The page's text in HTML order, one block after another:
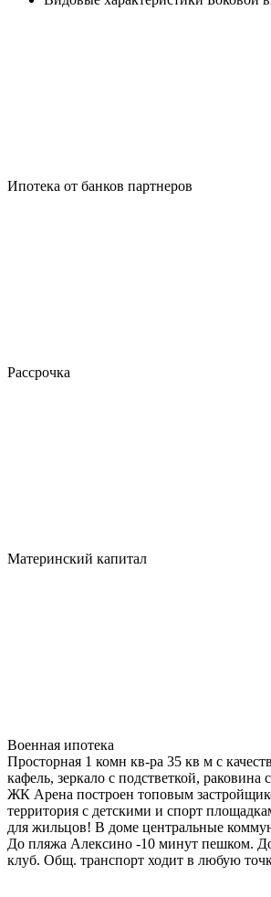
Ипотека от банков партнеров
Рассрочка
Материнский капитал
Военная ипотека
Просторная 1 комн кв-ра 35 кв м с
кафель, зеркало с подстветкой,
ЖК Арена построен топовым
территория с детскими и спорт
для жильцов! В доме центральные
До пляжа Алексино -10 минут пешком.
клуб. Общ. транспорт ходит в любую